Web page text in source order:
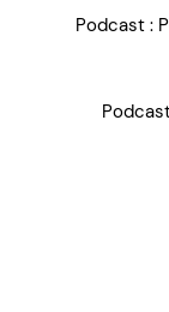
Podcast :